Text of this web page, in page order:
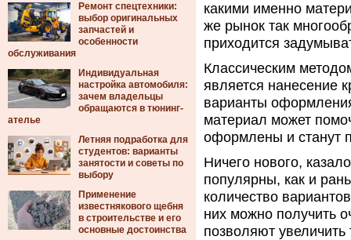
Ремонт спецтехники:
выбор оригинальных
запчастей и
особенности
обслуживания
Индивидуальная
настройка автомобиля:
зачем владельцы
обращаются в тюнинг-
ателье
Летняя подработка для
студентов: варианты
занятости и советы по
выбору
Применение
известнякового щебня
в строительстве и его
основные достоинства
какими именно
же рынок так
приходится
Классическим
является нанесение
варианты
материал может
оформлены и станут
Ничего нового,
популярны, как и
количество
них можно получить
позволяют